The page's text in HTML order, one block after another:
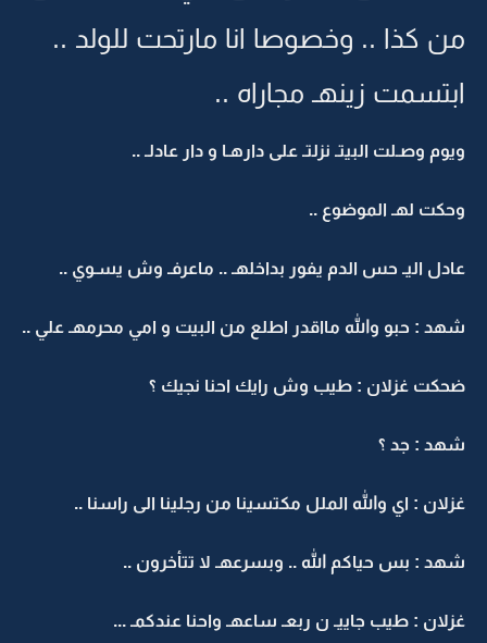
من كذا .. وخصوصا انا مارتحت للولد ..
ابتسمت زينهـ مجاراه ..
ويوم وصـلت البيتـ نزلتـ على دارهـا و دار عادلـ ..
وحكت لهـ الموضوع ..
عادل اليـ حس الدم يفور بداخلهـ .. ماعرفـ وش يسـوي ..
شهد : حبو والله مااقدر اطلع من البيت و امي محرمهـ علي ..
ضحكت غزلان : طيب وش رايك احنا نجيك ؟
شهد : جد ؟
غزلان : اي والله الملل مكتسينا من رجلينا الى راسنا ..
شهد : بس حياكم الله .. وبسرعهـ لا تتأخرون ..
غزلان : طيب جاييـ ن ربعـ ساعهـ واحنا عندكمـ ...